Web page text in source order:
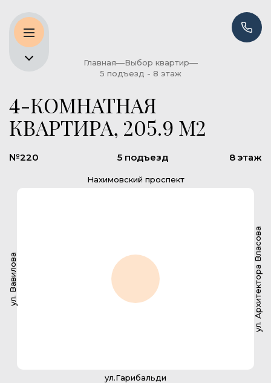
Главная
Выбор квартир
5 подъезд - 8 этаж
4-КОМНАТНАЯ
КВАРТИРА, 205.9 М2
№220 5 подъезд 8 этаж
ул. Вавилова
Нахимовский проспект
ул.Гарибальди
ул. Архитектора Власова